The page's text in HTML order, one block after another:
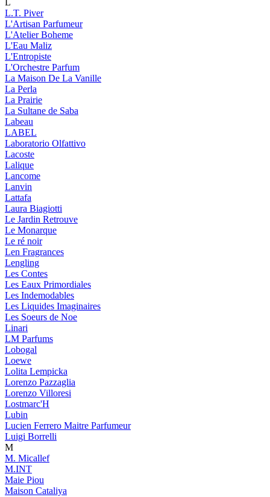
L
L.T. Piver
L'Artisan Parfumeur
L'Atelier Boheme
L'Eau Maliz
L'Entropiste
L'Orchestre Parfum
La Maison De La Vanille
La Perla
La Prairie
La Sultane de Saba
Labeau
LABEL
Laboratorio Olfattivo
Lacoste
Lalique
Lancome
Lanvin
Lattafa
Laura Biagiotti
Le Jardin Retrouve
Le Monarque
Le ré noir
Len Fragrances
Lengling
Les Contes
Les Eaux Primordiales
Les Indemodables
Les Liquides Imaginaires
Les Soeurs de Noe
Linari
LM Parfums
Lobogal
Loewe
Lolita Lempicka
Lorenzo Pazzaglia
Lorenzo Villoresi
Lostmarc'H
Lubin
Lucien Ferrero Maitre Parfumeur
Luigi Borrelli
M
M. Micallef
M.INT
Maie Piou
Maison Cataliya